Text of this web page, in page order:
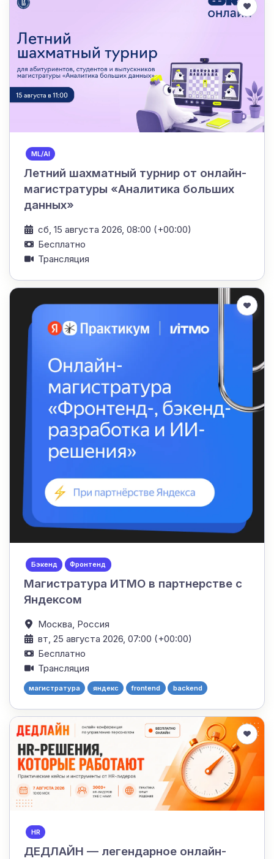
ML/AI
Летний шахматный турнир от онлайн-
магистратуры «Аналитика больших
данных»
сб, 15 августа 2026, 08:00 (+00:00)
Бесплатно
Трансляция
Бэкенд Фронтенд
Магистратура ИТМО в партнерстве с
Яндексом
Москва, Россия
вт, 25 августа 2026, 07:00 (+00:00)
Бесплатно
Трансляция
магистратура яндекс frontend backend
HR
ДЕДЛАЙН — легендарное онлайн-